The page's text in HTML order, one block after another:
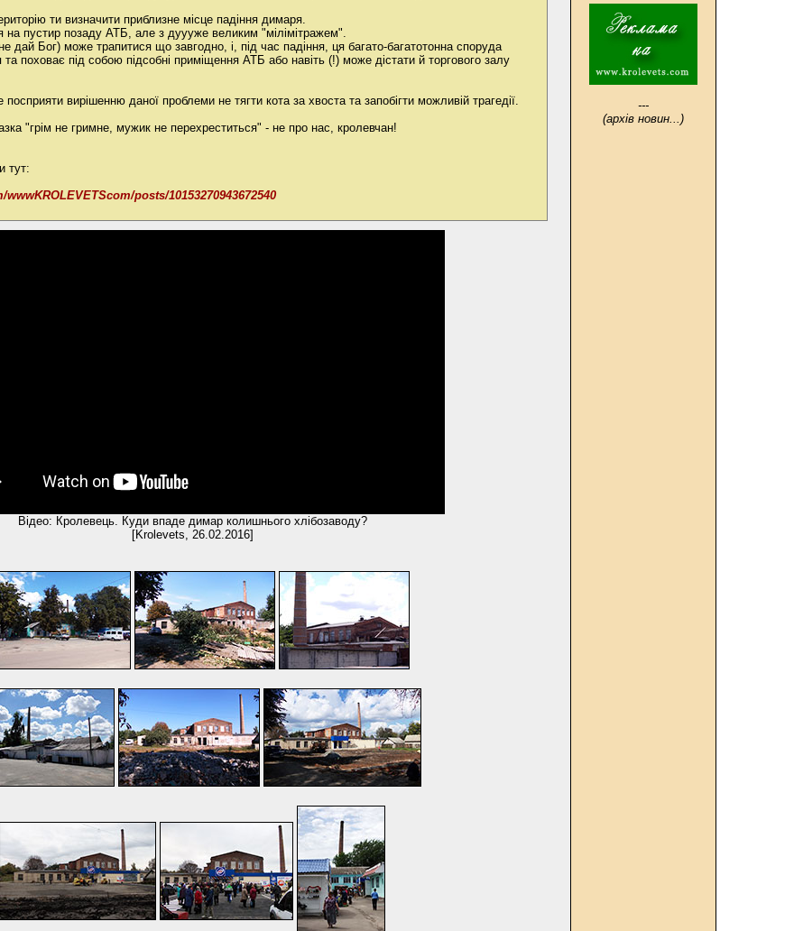
---
(архів новин...)
ти визначити приблизне місце падіння димаря.
на пустир позаду АТБ, але з дуууже великим "мілімітражем".
Бог) може трапитися що завгодно, і, під час падіння, ця багато-багатотонна споруда
поховає під собою підсобні приміщення АТБ або навіть (!) може дістати й торгового залу
вирішенню даної проблеми не тягти кота за хвоста та запобігти можливій трагедії.
"грім не гримне, мужик не перехреститься" - не про нас, кролевчан!
тут:
posts/10153270943672540
Відео: Кролевець. Куди впаде димар колишнього хлібозаводу?
[Krolevets, 26.02.2016]